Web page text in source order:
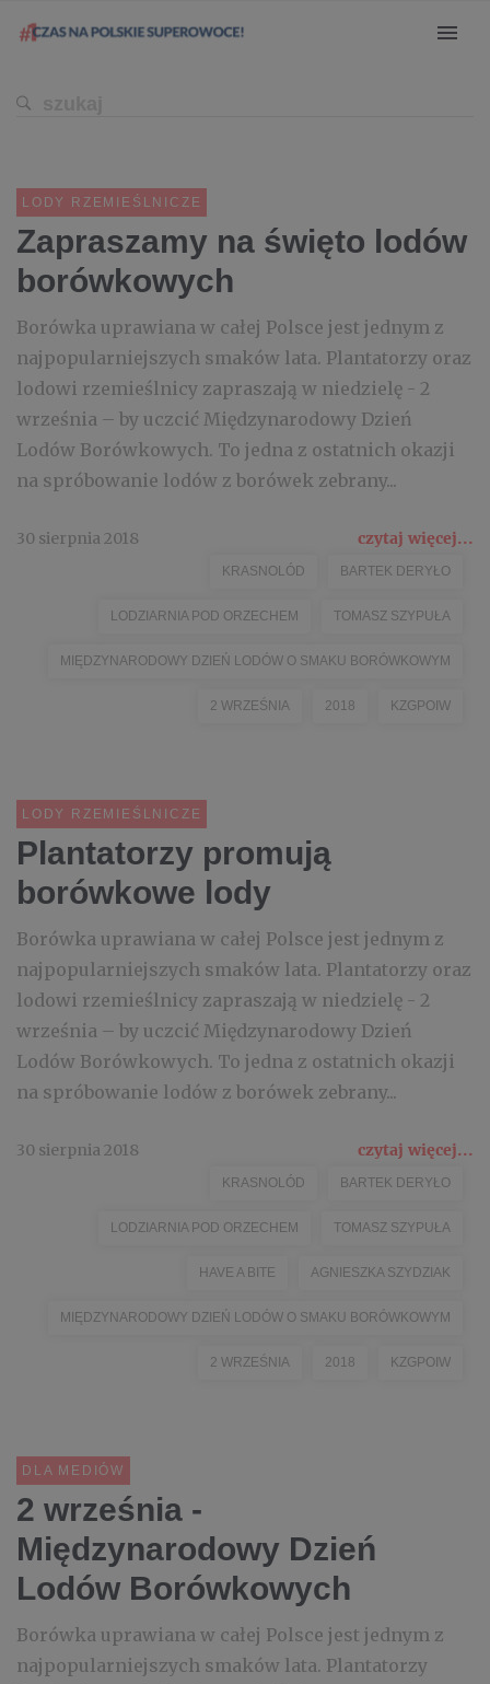
LODY RZEMIEŚLNICZE
Zapraszamy na święto lodów
borówkowych
Borówka uprawiana w całej Polsce jest jednym z
najpopularniejszych smaków lata. Plantatorzy oraz
lodowi rzemieślnicy zapraszają w niedzielę - 2
września – by uczcić Międzynarodowy Dzień
Lodów Borówkowych. To jedna z ostatnich okazji
na spróbowanie lodów z borówek zebrany...
30 sierpnia 2018 czytaj więcej...
KRASNOLÓD BARTEK DERYŁO
LODZIARNIA POD ORZECHEM TOMASZ SZYPUŁA
MIĘDZYNARODOWY DZIEŃ LODÓW O SMAKU BORÓWKOWYM
2 WRZEŚNIA 2018 KZGPOIW
LODY RZEMIEŚLNICZE
Plantatorzy promują
borówkowe lody
Borówka uprawiana w całej Polsce jest jednym z
najpopularniejszych smaków lata. Plantatorzy oraz
lodowi rzemieślnicy zapraszają w niedzielę - 2
września – by uczcić Międzynarodowy Dzień
Lodów Borówkowych. To jedna z ostatnich okazji
na spróbowanie lodów z borówek zebrany...
30 sierpnia 2018 czytaj więcej...
KRASNOLÓD BARTEK DERYŁO
LODZIARNIA POD ORZECHEM TOMASZ SZYPUŁA
HAVE A BITE AGNIESZKA SZYDZIAK
MIĘDZYNARODOWY DZIEŃ LODÓW O SMAKU BORÓWKOWYM
2 WRZEŚNIA 2018 KZGPOIW
DLA MEDIÓW
2 września -
Międzynarodowy Dzień
Lodów Borówkowych
Borówka uprawiana w całej Polsce jest jednym z
najpopularniejszych smaków lata. Plantatorzy